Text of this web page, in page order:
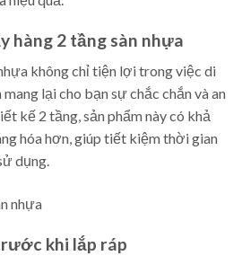
hàng 2 tầng sàn nhựa
không chỉ tiện lợi trong việc di
mang lại cho bạn sự chắc chắn và an
kế 2 tầng, sản phẩm này có khả
hóa hơn, giúp tiết kiệm thời gian
dụng.
khi lắp ráp